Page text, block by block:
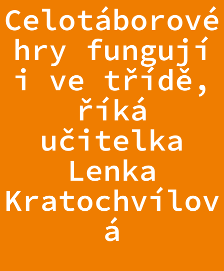
Celotáborové
hry fungují
i ve třídě,
říká
učitelka
Lenka
Kratochvílov
á